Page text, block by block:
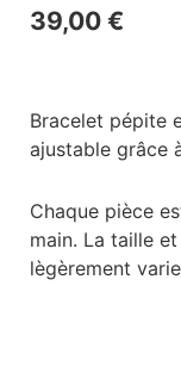
39,00 €
Bracelet pépite
ajustable grâce
Chaque pièce
main. La taille
lègèrement